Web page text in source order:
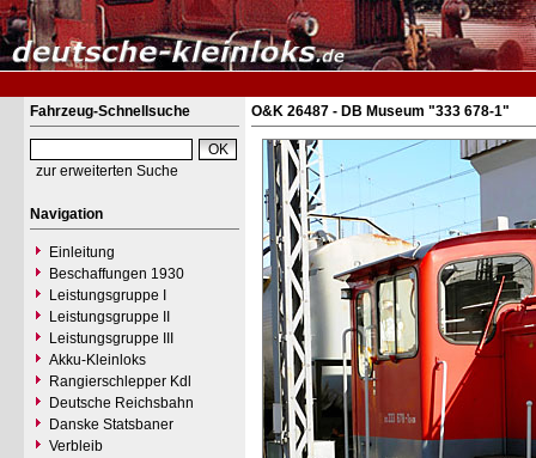
Fahrzeug-Schnellsuche
zur erweiterten Suche
Navigation
Einleitung
Beschaffungen 1930
Leistungsgruppe I
Leistungsgruppe II
Leistungsgruppe III
Akku-Kleinloks
Rangierschlepper Kdl
Deutsche Reichsbahn
Danske Statsbaner
Verbleib
O&K 26487 - DB Museum "333 678-1"